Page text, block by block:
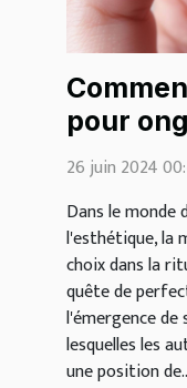
pour
26 juin 2024
Dans le monde
l'esthétique, la
choix dans la
quête de
l'émergence
lesquelles les
une position